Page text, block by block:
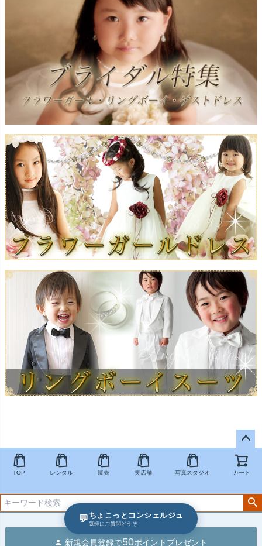
💬 ちょこっとコンシェルジュ
気軽にご質問どうぞ
ペー
ジト
TOP レンタル 販売 実店舗 写真スタジオ カート
新規会員登録で50ポイントプレゼント